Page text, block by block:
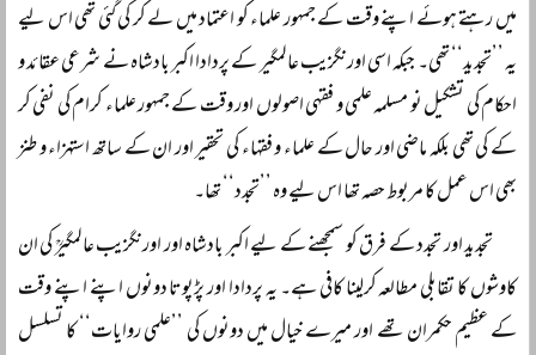
میں رہتے ہوئے اپنے وقت کے جمہور علماء کو اعتماد میں لے کر کی گئی تھی اس لیے
یہ ’’تجدید‘‘ تھی۔ جبکہ اسی اورنگزیب عالمگیر کے پردادا اکبر بادشاہ نے شرعی عقائد و
احکام کی تشکیل نو مسلمہ علمی و فقہی اصولوں اور وقت کے جمہور علماء کرام کی نفی کر
کے کی تھی بلکہ ماضی اور حال کے علماء و فقہاء کی تحقیر اور ان کے ساتھ استہزاء و طنز
بھی اس عمل کا مربوط حصہ تھا اس لیے وہ ’’تجدد‘‘ تھا۔
تجدید اور تجدد کے فرق کو سمجھنے کے لیے اکبر بادشاہ اور اورنگزیب عالمگیرؒ کی ان
کاوشوں کا تقابلی مطالعہ کرلینا کافی ہے۔ یہ پردادا اور پڑپوتا دونوں اپنے اپنے وقت
کے عظیم حکمران تھے اور میرے خیال میں دونوں کی ’’علمی روایات‘‘ کا تسلسل